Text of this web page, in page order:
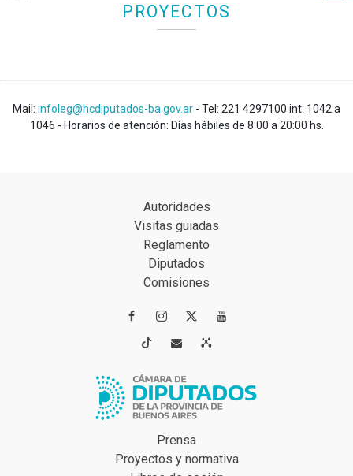
PROYECTOS
Mail: infoleg@hcdiputados-ba.gov.ar - Tel: 221 4297100 int: 1042 a
1046 - Horarios de atención: Días hábiles de 8:00 a 20:00 hs.
Autoridades
Visitas guiadas
Reglamento
Diputados
Comisiones
 
 
Prensa
Proyectos y normativa